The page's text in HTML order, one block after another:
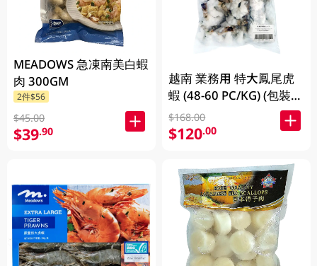
MEADOWS 急凍南美白蝦
肉 300GM
2件$56
$45.00
$39.90
越南 業務用 特大鳳尾虎
蝦 (48-60 PC/KG) (包裝及
品牌隨機發放)
$168.00
$120.00